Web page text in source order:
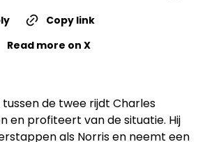
Copy link
Read more on X
tussen de twee rijdt Charles
en profiteert van de situatie. Hij
als Norris en neemt een